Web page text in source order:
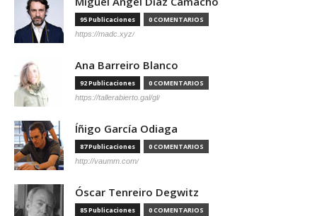
95 Publicaciones 0 COMENTARIOS
https://madc.xyz/
Ana Barreiro Blanco
92 Publicaciones 0 COMENTARIOS
https://tallerabierto.gal/gl/
Íñigo García Odiaga
87 Publicaciones 0 COMENTARIOS
http://vaumm.com/
Óscar Tenreiro Degwitz
85 Publicaciones 0 COMENTARIOS